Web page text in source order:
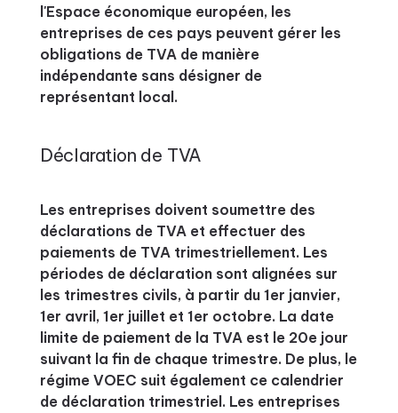
l'Espace économique européen, les
entreprises de ces pays peuvent gérer les
obligations de TVA de manière
indépendante sans désigner de
représentant local.
Déclaration de TVA
Les entreprises doivent soumettre des
déclarations de TVA et effectuer des
paiements de TVA trimestriellement. Les
périodes de déclaration sont alignées sur
les trimestres civils, à partir du 1er janvier,
1er avril, 1er juillet et 1er octobre. La date
limite de paiement de la TVA est le 20e jour
suivant la fin de chaque trimestre. De plus, le
régime VOEC suit également ce calendrier
de déclaration trimestriel. Les entreprises